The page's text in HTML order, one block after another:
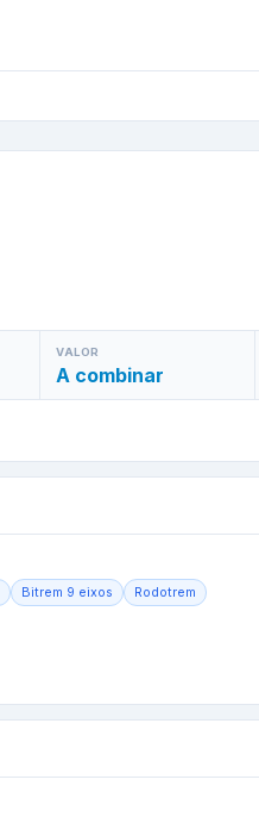
VALOR
A combinar
Bitrem 9 eixos Rodotrem